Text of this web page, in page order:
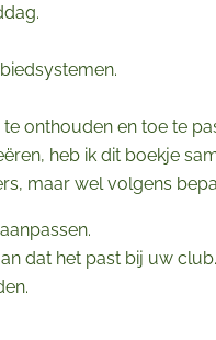
onthouden en toe te
heb ik dit boekje
maar wel volgens
dat het past bij uw club.